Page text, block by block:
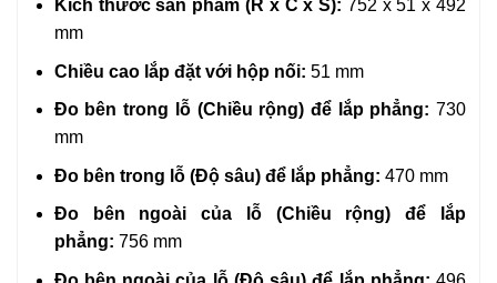
Kích thước sản phẩm (R x C x S): 752 x 51 x 492
mm
Chiều cao lắp đặt với hộp nối: 51 mm
Đo bên trong lỗ (Chiều rộng) để lắp phẳng: 730
mm
Đo bên trong lỗ (Độ sâu) để lắp phẳng: 470 mm
Đo bên ngoài của lỗ (Chiều rộng) để lắp
phẳng: 756 mm